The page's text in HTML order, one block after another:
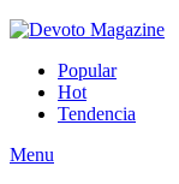
Popular
Hot
Tendencia
Menu